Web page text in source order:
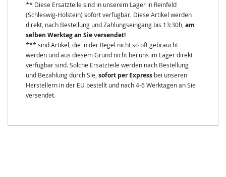
** Diese Ersatzteile sind in unserem Lager in Reinfeld
(Schleswig-Holstein) sofort verfügbar. Diese Artikel werden
direkt, nach Bestellung und Zahlungseingang bis 13:30h, am
selben Werktag an Sie versendet!
*** sind Artikel, die in der Regel nicht so oft gebraucht
werden und aus diesem Grund nicht bei uns im Lager direkt
verfügbar sind. Solche Ersatzteile werden nach Bestellung
und Bezahlung durch Sie, sofort per Express bei unseren
Herstellern in der EU bestellt und nach 4-6 Werktagen an Sie
versendet.